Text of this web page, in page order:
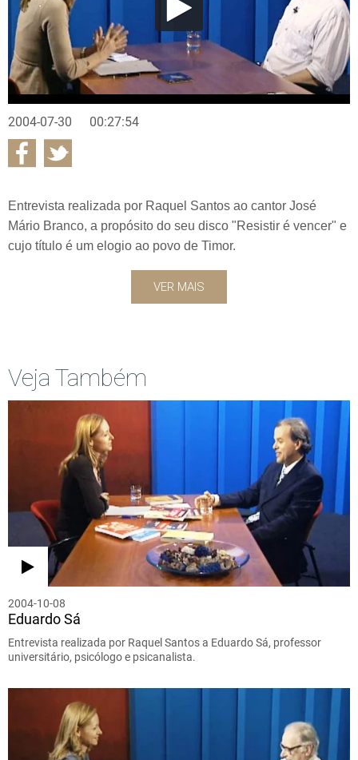
2004-07-30 00:27:54
Entrevista realizada por Raquel Santos ao cantor José
Mário Branco, a propósito do seu disco "Resistir é vencer" e
cujo título é um elogio ao povo de Timor.
VER MAIS
Veja Também
2004-10-08
Eduardo Sá
Entrevista realizada por Raquel Santos a Eduardo Sá, professor
universitário, psicólogo e psicanalista.